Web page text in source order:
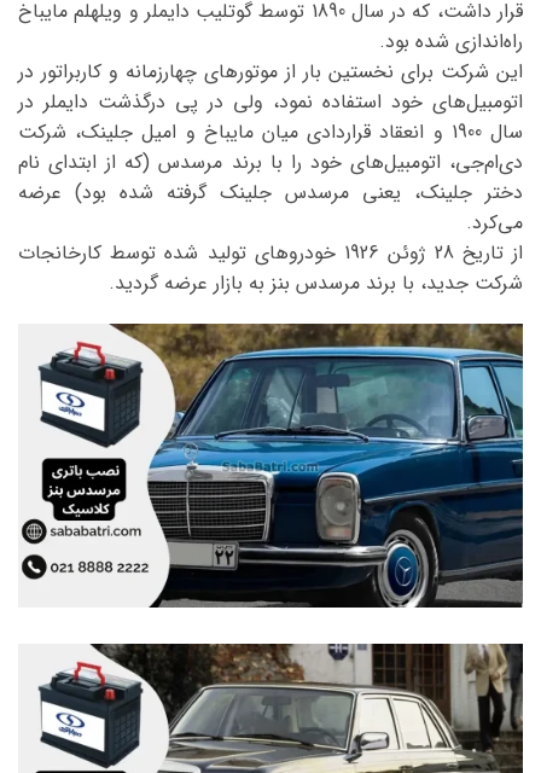
قرار داشت، که در سال 1890 توسط گوتلیب دایملر و ویلهلم مایباخ
راه‌اندازی شده بود.
این شرکت برای نخستین بار از موتور‌های چهارزمانه و کاربراتور در
اتومبیل‌های خود استفاده نمود، ولی در پی درگذشت دایملر در
سال 1900 و انعقاد قراردادی میان مایباخ و امیل جلینک، شرکت
دی‌ام‌جی، اتومبیل‌های خود را با برند مرسدس (که از ابتدای نام
دختر جلینک، یعنی مرسدس جلینک گرفته شده بود) عرضه
می‌کرد.
از تاریخ 28 ژوئن 1926 خودرو‌های تولید شده توسط کارخانجات
شرکت جدید، با برند مرسدس بنز به بازار عرضه گردید.